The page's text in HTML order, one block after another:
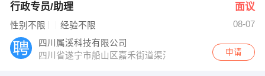
行政专员/助理 面议
性别不限 经验不限
08-07
四川属溪科技有限公司
四川省遂宁市船山区嘉禾街道渠河中路
申请